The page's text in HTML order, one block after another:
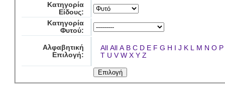
Κατηγορία
Είδους:
Κατηγορία
Φυτού:
Αλφαβητική
Επιλογή:
All All A B C D E F G H I J K L M N O P
T U V W X Y Z